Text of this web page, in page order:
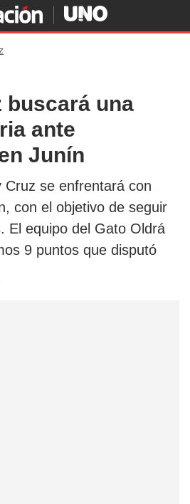
buscará una
ante
Junín
Cruz se enfrentará con
con el objetivo de seguir
El equipo del Gato Oldrá
9 puntos que disputó